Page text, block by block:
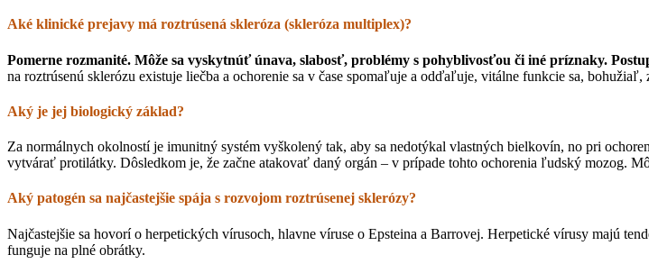
Aké klinické prejavy má roztrúsená skleróza (skleróza multiplex)?
Pomerne rozmanité. Môže sa vyskytnúť únava, slabosť, problémy s pohyblivosťou či iné príznaky.
na roztrúsenú sklerózu existuje liečba a ochorenie sa v čase spomaľuje a odďaľuje, vitálne funkcie sa, bohužiaľ,
Aký je jej biologický základ?
Za normálnych okolností je imunitný systém vyškolený tak, aby sa nedotýkal vlastných bielkovín, no pri
vytvárať protilátky. Dôsledkom je, že začne atakovať daný orgán – v prípade tohto ochorenia ľudský mozog.
Aký patogén sa najčastejšie spája s rozvojom roztrúsenej sklerózy?
Najčastejšie sa hovorí o herpetických vírusoch, hlavne víruse o Epsteina a Barrovej. Herpetické vírusy majú
funguje na plné obrátky.